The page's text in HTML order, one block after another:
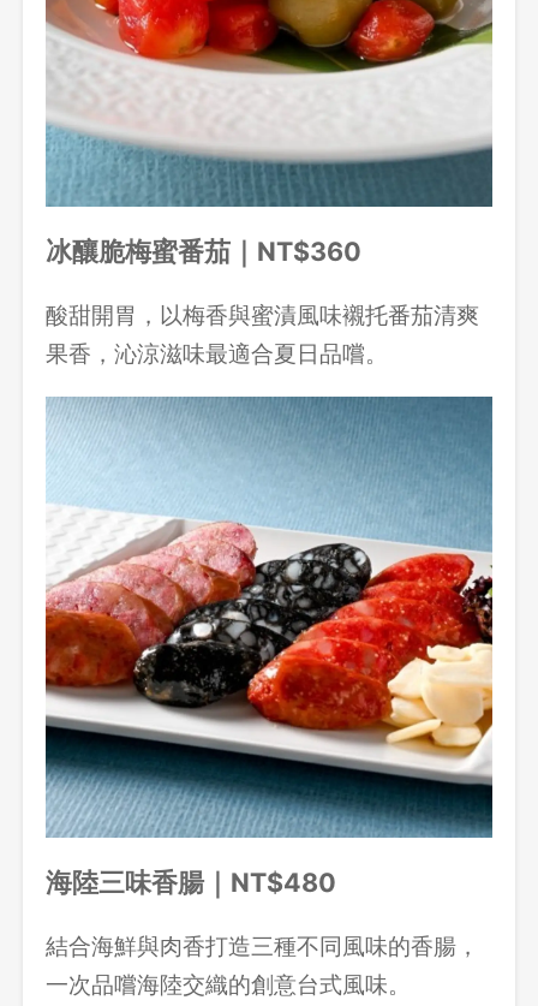
冰釀脆梅蜜番茄｜NT$360
酸甜開胃，以梅香與蜜漬風味襯托番茄清爽
果香，沁涼滋味最適合夏日品嚐。
海陸三味香腸｜NT$480
結合海鮮與肉香打造三種不同風味的香腸，
一次品嚐海陸交織的創意台式風味。
登出
確定要登出嗎？